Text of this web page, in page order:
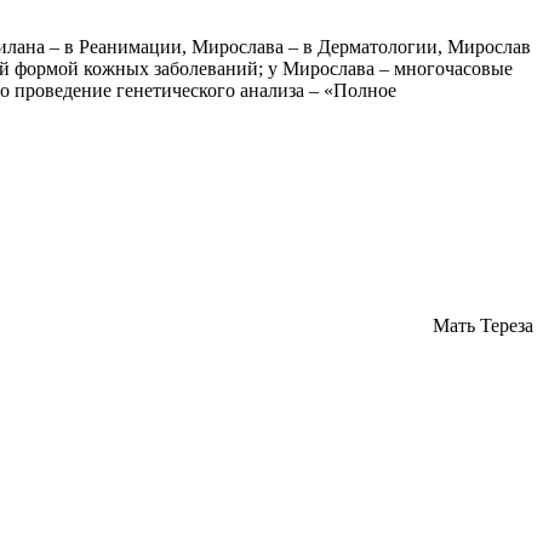
– в Реанимации, Мирослава – в Дерматологии, Мирослав
формой кожных заболеваний; у Мирослава – многочасовые
генетического анализа – «Полное
Мать Тереза